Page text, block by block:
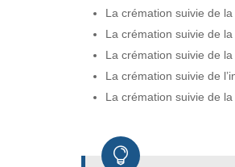
La crémation suivie de
La crémation suivie de
La crémation suivie de
La crémation suivie de
La crémation suivie de
